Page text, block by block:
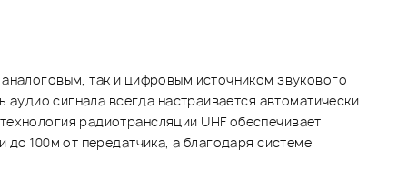
так и цифровым источником звукового
сигнала всегда настраивается автоматически
радиотрансляции UHF обеспечивает
100м от передатчика, а благодаря системе